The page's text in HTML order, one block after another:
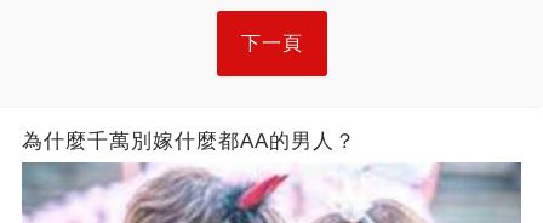
下一頁
為什麼千萬別嫁什麼都AA的男人？